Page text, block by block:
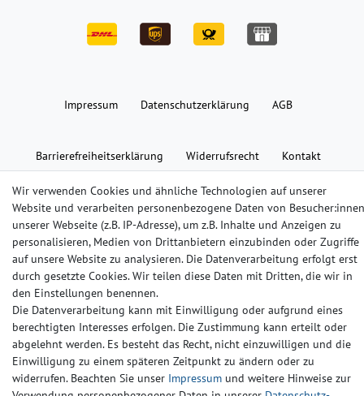
Impressum Daten­schutz­erklärung AGB
Barrierefreiheitserklärung Widerrufs­recht Kontakt
Wir verwenden Cookies und ähnliche Technologien auf unserer
Website und verarbeiten personenbezogene Daten von Besucher:innen
unserer Webseite (z.B. IP-Adresse), um z.B. Inhalte und Anzeigen zu
personalisieren, Medien von Drittanbietern einzubinden oder Zugriffe
auf unsere Website zu analysieren. Die Datenverarbeitung erfolgt erst
durch gesetzte Cookies. Wir teilen diese Daten mit Dritten, die wir in
den Einstellungen benennen.
Die Datenverarbeitung kann mit Einwilligung oder aufgrund eines
berechtigten Interesses erfolgen. Die Zustimmung kann erteilt oder
abgelehnt werden. Es besteht das Recht, nicht einzuwilligen und die
Einwilligung zu einem späteren Zeitpunkt zu ändern oder zu
widerrufen. Beachten Sie unser Impressum und weitere Hinweise zur
© Copyright 2024-2025 | Alle Rechte vorbehalten.
Widerrufs­recht Widerrufs­formular Impressum
Daten­schutz­erklärung